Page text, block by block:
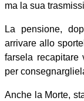
ma la sua
La pensione,
arrivare allo
farsela recapitare
per
Anche la Morte,